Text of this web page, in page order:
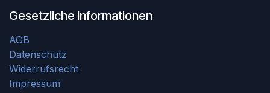
Gesetzliche Informationen
AGB
Datenschutz
Widerrufsrecht
Impressum